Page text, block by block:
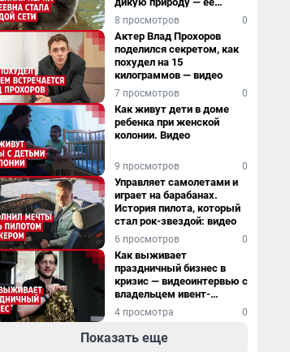
видеоистория
8 просмотров 0
Актер Влад Прохоров
поделился секретом, как
похудел на 15
килограммов — видео
7 просмотров 0
Как живут дети в доме
ребенка при женской
колонии. Видео
9 просмотров 0
Управляет самолетами и
играет на барабанах.
История пилота, который
стал рок-звездой: видео
6 просмотров 0
Как выживает
праздничный бизнес в
кризис — видеоинтервью с
владельцем ивент-
агентства
4 просмотра 0
Показать еще